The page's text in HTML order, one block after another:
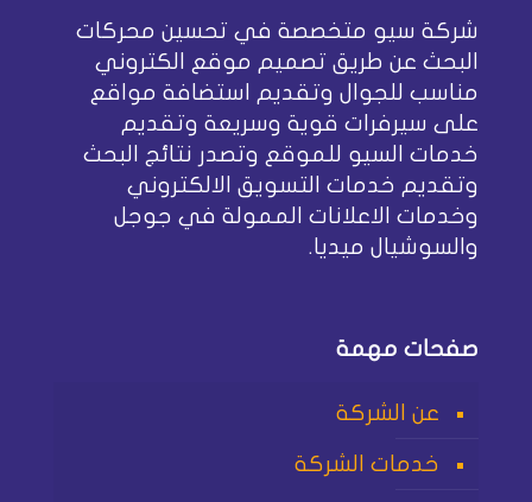
شركة سيو متخصصة في تحسين محركات
البحث عن طريق تصميم موقع الكتروني
مناسب للجوال وتقديم استضافة مواقع
على سيرفرات قوية وسريعة وتقديم
خدمات السيو للموقع وتصدر نتائج البحث
وتقديم خدمات التسويق الالكتروني
وخدمات الاعلانات الممولة في جوجل
والسوشيال ميديا.
صفحات مهمة
عن الشركة
خدمات الشركة